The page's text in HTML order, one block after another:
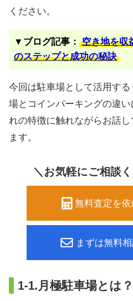
ください。
▼ブログ記事： 空き地を収
のステップと成功の秘訣
今回は駐車場として活用す
場とコインパーキングの違い
れの特徴に触れながらお話
ます。
＼お気軽にご相談
無料査定を依
まずは無料
1-1.月極駐車場とは？